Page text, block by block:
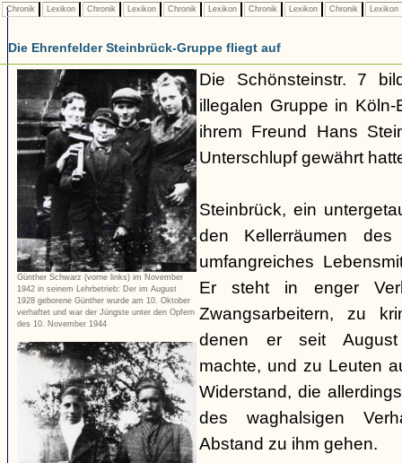
Chronik Lexikon Chronik Lexikon Chronik Lexikon Chronik Lexikon Chronik Lexikon
Die Ehrenfelder Steinbrück-Gruppe fliegt auf
Günther Schwarz (vorne links) im November
1942 in seinem Lehrbetrieb: Der im August
1928 geborene Günther wurde am 10. Oktober
verhaftet und war der Jüngste unter den Opfern
des 10. November 1944
Die Schönsteinstr. 7
illegalen Gruppe in
ihrem Freund Hans
Unterschlupf gewährt
Steinbrück, ein
den Kellerräumen
umfangreiches
Er steht in enger
Zwangsarbeitern, zu
denen er seit August
machte, und zu Leuten
Widerstand, die
des waghalsigen
Abstand zu ihm gehen.